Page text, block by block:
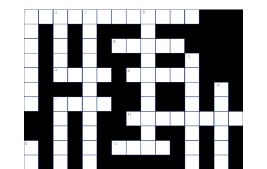
1 2 3 5
6
12
4 9
14
7
11
8 13